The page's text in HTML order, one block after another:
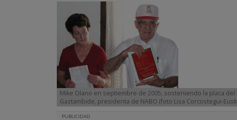
Mike Olano en septiembre de 2005, sosteniendo la placa
Gaztambide, presidenta de NABO (foto Lisa Corcostegui-
PUBLICIDAD